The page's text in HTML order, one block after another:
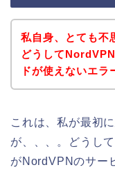
私自身、とても不
どうして
ドが使えないエラ
これは、私が最初
が、、、。どうし
がNordVPNのサー